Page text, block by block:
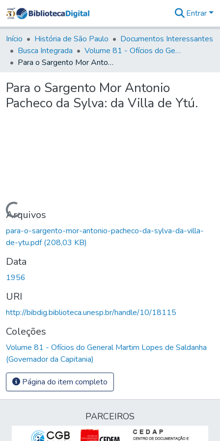
&
Coleções
Tudo na
Biblioteca
Estatísticas
Entrar
Início História de São Paulo
Documentos Interessantes
Busca Integrada
Volume 81 - Ofícios do General Martim Lopes de Saldanha (Governador da Capitania)
Para o Sargento Mor Antonio Pacheco da Sylva: da Villa de Ytú.
Para o Sargento Mor Antonio
Pacheco da Sylva: da Villa de Ytú.
Carregando...
Arquivos
para-o-sargento-mor-antonio-pacheco-da-sylva-da-villa-
de-ytu.pdf(208,03 KB)
Data
1956
URI
http://bibdig.biblioteca.unesp.br/handle/10/18115
Coleções
Volume 81 - Ofícios do General Martim Lopes de Saldanha
(Governador da Capitania)
Página do item completo
PARCEIROS